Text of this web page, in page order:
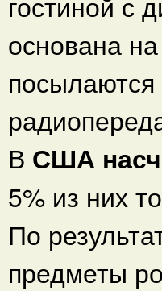
основана
посылаются
В США
5% из них
По
предметы